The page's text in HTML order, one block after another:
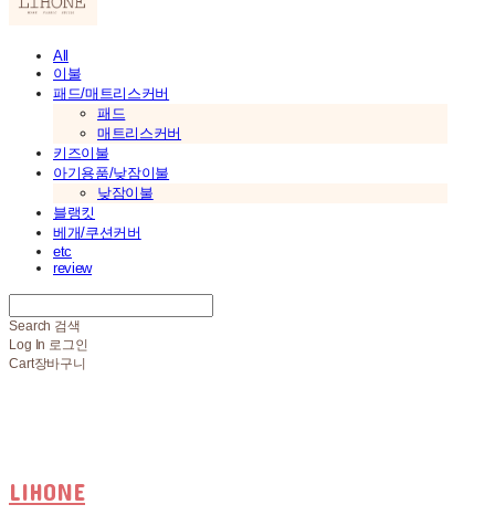
All
이불
패드/매트리스커버
패드
매트리스커버
키즈이불
아기용품/낮잠이불
낮잠이불
블랭킷
베개/쿠션커버
etc
review
Search 검색
Log In 로그인
Cart장바구니
LIHONE